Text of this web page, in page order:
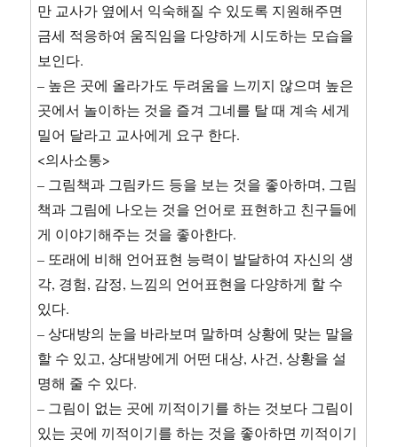
만 교사가 옆에서 익숙해질 수 있도록 지원해주면
금세 적응하여 움직임을 다양하게 시도하는 모습을
보인다.
– 높은 곳에 올라가도 두려움을 느끼지 않으며 높은
곳에서 놀이하는 것을 즐겨 그네를 탈 때 계속 세게
밀어 달라고 교사에게 요구 한다.
<의사소통>
– 그림책과 그림카드 등을 보는 것을 좋아하며, 그림
책과 그림에 나오는 것을 언어로 표현하고 친구들에
게 이야기해주는 것을 좋아한다.
– 또래에 비해 언어표현 능력이 발달하여 자신의 생
각, 경험, 감정, 느낌의 언어표현을 다양하게 할 수
있다.
– 상대방의 눈을 바라보며 말하며 상황에 맞는 말을
할 수 있고, 상대방에게 어떤 대상, 사건, 상황을 설
명해 줄 수 있다.
– 그림이 없는 곳에 끼적이기를 하는 것보다 그림이
있는 곳에 끼적이기를 하는 것을 좋아하면 끼적이기